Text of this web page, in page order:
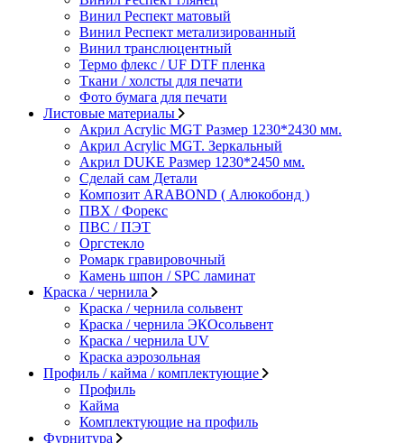
Винил Респект матовый
Винил Респект метализированный
Винил транслюцентный
Термо флекс / UF DTF пленка
Ткани / холсты для печати
Фото бумага для печати
Листовые материалы
Акрил Acrylic MGT Размер 1230*2430 мм.
Акрил Acrylic MGT. Зеркальный
Акрил DUKE Размер 1230*2450 мм.
Сделай сам Детали
Композит ARABOND ( Алюкобонд )
ПВХ / Форекс
ПВС / ПЭТ
Оргстекло
Ромарк гравировочный
Камень шпон / SPC ламинат
Краска / чернила
Краска / чернила сольвент
Краска / чернила ЭКОсольвент
Краска / чернила UV
Краска аэрозольная
Профиль / кайма / комплектующие
Профиль
Кайма
Комплектующие на профиль
Фурнитура